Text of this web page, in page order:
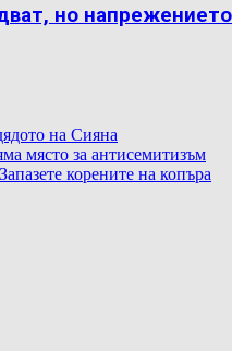
но
на Сияна
място за антисемитизъм
корените на копъра